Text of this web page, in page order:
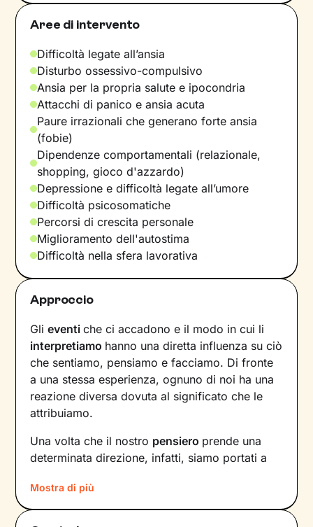
Aree di intervento
Difficoltà legate all’ansia
Disturbo ossessivo-compulsivo
Ansia per la propria salute e ipocondria
Attacchi di panico e ansia acuta
Paure irrazionali che generano forte ansia
(fobie)
Dipendenze comportamentali (relazionale,
shopping, gioco d'azzardo)
Depressione e difficoltà legate all’umore
Difficoltà psicosomatiche
Percorsi di crescita personale
Miglioramento dell'autostima
Difficoltà nella sfera lavorativa
Approccio
Glieventiche ci accadono e il modo in cui li
interpretiamo hanno una diretta influenza su ciò
che sentiamo, pensiamo e facciamo. Di fronte
a una stessa esperienza, ognuno di noi ha una
reazione diversa dovuta al significato che le
attribuiamo.
Una volta che il nostro pensiero prende una
determinata direzione, infatti, siamo portati a
modi che possono ostacolare il nostro
benessere.
Mostra di più